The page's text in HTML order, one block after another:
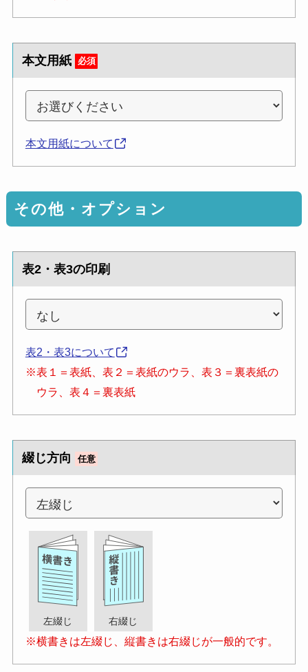
本文用紙 必須
本文用紙について
その他・オプション
表2・表3の印刷
表2・表3について
※表１＝表紙、表２＝表紙のウラ、表３＝裏表紙の
ウラ、表４＝裏表紙
綴じ方向 任意
左綴じ 右綴じ
※横書きは左綴じ、縦書きは右綴じが一般的です。